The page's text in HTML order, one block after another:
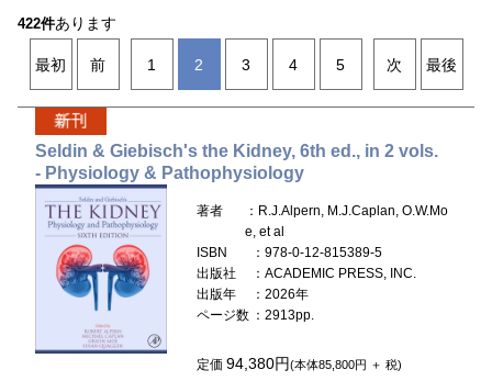
422件あります
最初 前 1 2 3 4 5 次 最後
Seldin & Giebisch's the Kidney, 6th ed., in 2 vols.
- Physiology & Pathophysiology
著者
：R.J.Alpern, M.J.Caplan, O.W.Mo
e, et al
ISBN
：978-0-12-815389-5
出版社
：ACADEMIC PRESS, INC.
出版年
：2026年
ページ数 ：2913pp.
定価94,380円(本体85,800円 ＋ 税)